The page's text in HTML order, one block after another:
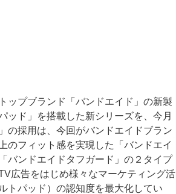
ップブランド「バンドエイド」の新製
ッド」を搭載した新シリーズを、今月
の採用は、今回がバンドエイドブラン
のフィット感を実現した「バンドエイ
バンドエイドタフガード」の２タイプ
広告をはじめ様々なマーケティング活
トパッド）の認知度を最大化してい